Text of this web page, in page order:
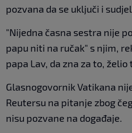
pozvana da se uključi i
"Nijedna časna sestra nije
papu niti na ručak" s njim,
papa Lav, da zna za to,
Glasnogovornik Vatikana
Reutersu na pitanje zbog
nisu pozvane na događaje.